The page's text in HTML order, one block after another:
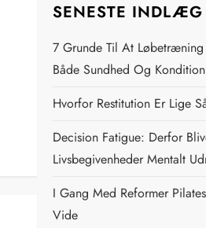
SENESTE INDLÆG
7 Grunde Til At
Både Sundhed Og Kondition
Hvorfor Restitution Er Lige
Decision Fatigue: Derfor
Livsbegivenheder Mentalt
I Gang Med Reformer
Vide